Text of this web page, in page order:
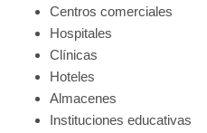
Centros comerciales
Hospitales
Clínicas
Hoteles
Almacenes
Instituciones educativas